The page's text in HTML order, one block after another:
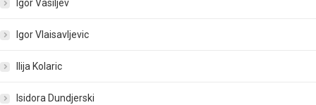
Igor Vasiljev
Igor Vlaisavljevic
Ilija Kolaric
Isidora Dundjerski